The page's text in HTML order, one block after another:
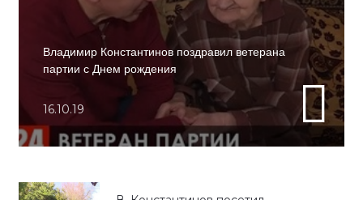
Владимир Константинов поздравил ветерана
партии с Днем рождения
16.10.19